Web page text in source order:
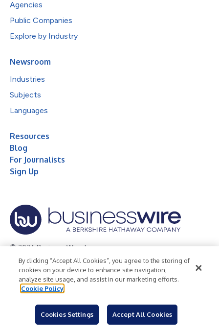
Agencies
Public Companies
Explore by Industry
Newsroom
Industries
Subjects
Languages
Resources
Blog
For Journalists
Sign Up
© 2026 Business Wire, Inc.
Privacy Policy Cookie Policy
Accessibility Statement
Terms of Use
Legal
By clicking “Accept All Cookies”, you agree to the storing of
cookies on your device to enhance site navigation,
analyze site usage, and assist in our marketing efforts.
Cookie Policy
Cookies Settings Accept All Cookies